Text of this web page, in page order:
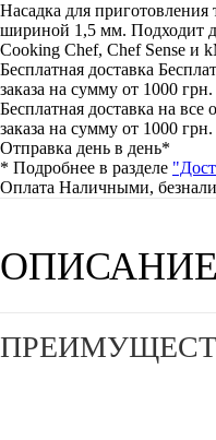
Насадка для
шириной 1,5 мм. Подходит
Cooking Chef, Chef Sense и
Бесплатная доставка
заказа на сумму от 1000 грн.
Бесплатная доставка на
заказа на сумму от 1000 грн.
Отправка день в день*
* Подробнее в разделе
Оплата Наличными,
ОПИСАНИЕ